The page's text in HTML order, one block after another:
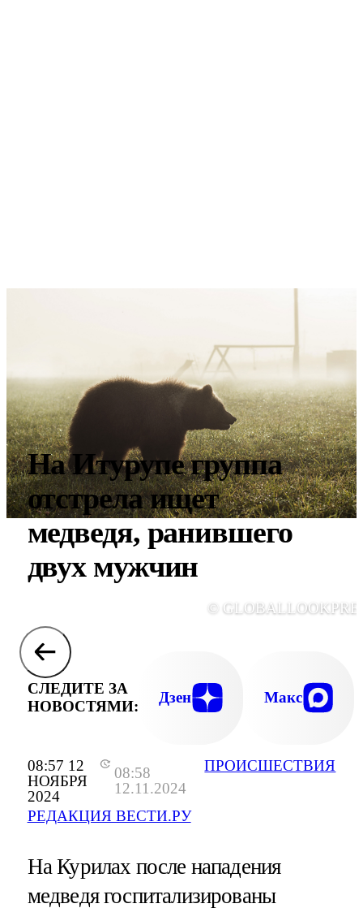
08:57 12
НОЯБРЯ
2024
08:58
12.11.2024
РЕДАКЦИЯ ВЕСТИ.РУ
ПРОИСШЕСТВИЯ
На Итурупе группа
отстрела ищет
медведя, ранившего
двух мужчин
©
СЛЕДИТЕ ЗА
НОВОСТЯМИ:
Дзен Макс
На Курилах после нападения
медведя госпитализированы